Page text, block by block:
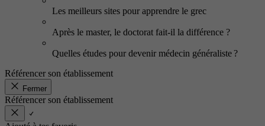
Les meilleurs sites pour apprendre le grec
Après le master, le doctorat fait-il la différence ?
Quelles études pour devenir médecin généraliste ?
Référencer son établissement
Fermer
Référencer son établissement